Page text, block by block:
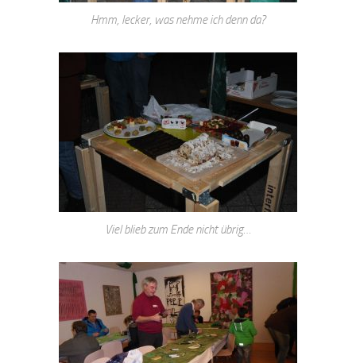
Hmm, lecker, was nehme ich denn da?
Viel blieb zum Ende nicht übrig…